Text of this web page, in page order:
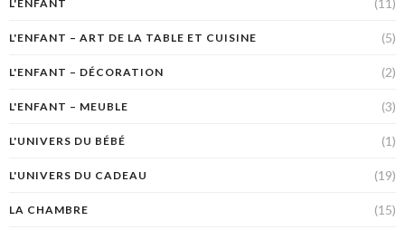
L'ENFANT (11)
L'ENFANT – ART DE LA TABLE ET CUISINE (5)
L'ENFANT – DÉCORATION (2)
L'ENFANT – MEUBLE (3)
L'UNIVERS DU BÉBÉ (1)
L'UNIVERS DU CADEAU (19)
LA CHAMBRE (15)